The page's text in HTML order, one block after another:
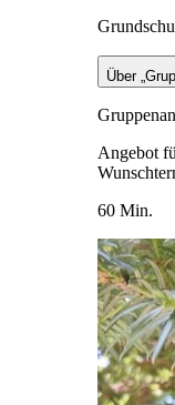
Über
Angebot
60 Min.